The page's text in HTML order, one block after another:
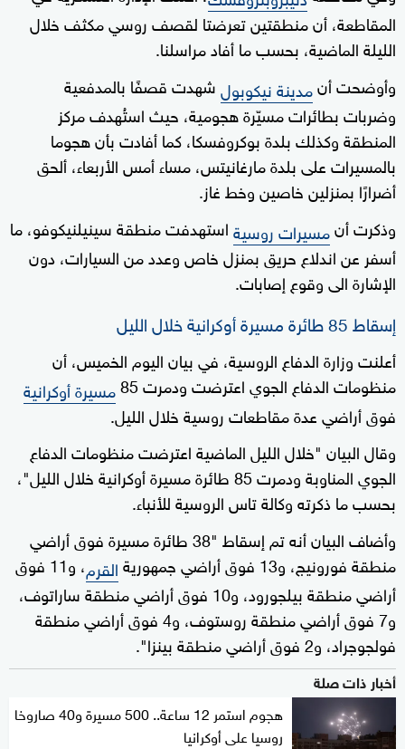
المقاطعة، أن منطقتين تعرضتا لقصف روسي مكثف خلال
الليلة الماضية، بحسب ما أفاد مراسلنا.
وأوضحت أنمدينة نيكوبولشهدت قصفًا بالمدفعية
وضربات بطائرات مسيّرة هجومية، حيث استُهدف مركز
المنطقة وكذلك بلدة بوكروفسكا، كما أفادت بأن هجوما
بالمسيرات على بلدة مارغانيتس، مساء أمس الأربعاء، ألحق
أضرارًا بمنزلين خاصين وخط غاز.
وذكرت أنمسيرات روسيةاستهدفت منطقة سينيلنيكوفو، ما
أسفر عن اندلاع حريق بمنزل خاص وعدد من السيارات، دون
الإشارة الى وقوع إصابات.
إسقاط 85 طائرة مسيرة أوكرانية خلال الليل
أعلنت وزارة الدفاع الروسية، في بيان اليوم الخميس، أن
منظومات الدفاع الجوي اعترضت ودمرت 85
مسيرة أوكرانية
فوق أراضي عدة مقاطعات روسية خلال الليل.
وقال البيان "خلال الليل الماضية اعترضت منظومات الدفاع
الجوي المناوبة ودمرت 85 طائرة مسيرة أوكرانية خلال الليل"،
بحسب ما ذكرته وكالة تاس الروسية للأنباء.
وأضاف البيان أنه تم إسقاط "38 طائرة مسيرة فوق أراضي
منطقة فورونيج، و13 فوق أراضي جمهورية
القرم
، و11 فوق
أراضي منطقة بيلجورود، و10 فوق أراضي منطقة ساراتوف،
و7 فوق أراضي منطقة روستوف، و4 فوق أراضي منطقة
فولجوجراد، و2 فوق أراضي منطقة بينزا".
أخبار ذات صلة
هجوم استمر 12 ساعة.. 500 مسيرة و40 صاروخا
روسيا على أوكرانيا